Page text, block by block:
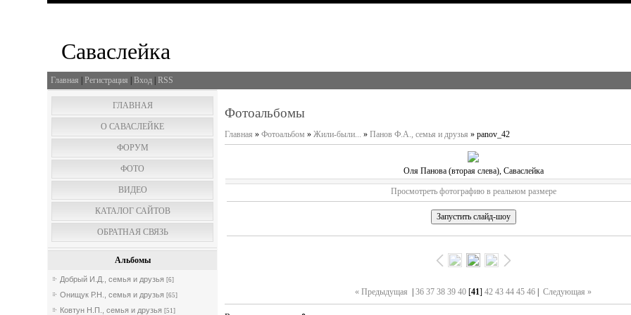
Саваслейка
Главная |Регистрация |Вход |RSS
ГЛАВНАЯ
О САВАСЛЕЙКЕ
ФОРУМ
ФОТО
ВИДЕО
КАТАЛОГ САЙТОВ
ОБРАТНАЯ СВЯЗЬ
Альбомы
Добрый И.Д., семья и друзья [6]
Онищук Р.Н., семья и друзья [65]
Ковтун Н.П., семья и друзья [51]
Фотоальбомы
Главная »Фотоальбом »Жили-были... »Панов Ф.А., семья и друзья » panov_42
Оля Панова (вторая слева), Саваслейка
Просмотреть фотографию в реальном размере
« Предыдущая |36 37 38 39 40 [41]42 43 44 45 46 |Следующая »